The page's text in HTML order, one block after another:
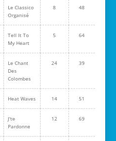
Le Classico
Organisé
8 48
Tell It To
My Heart
5 64
Le Chant
Des
Colombes
24 39
Heat Waves 14 51
J'te
Pardonne
12 69